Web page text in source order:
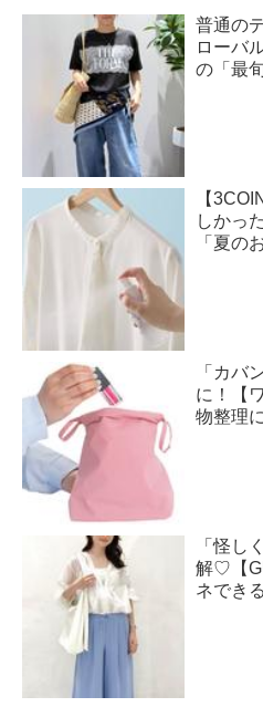
普通の
ローバ
の「最
【
しかっ
「夏の
「カバ
に！【
物整理
「怪し
解♡【
ネでき